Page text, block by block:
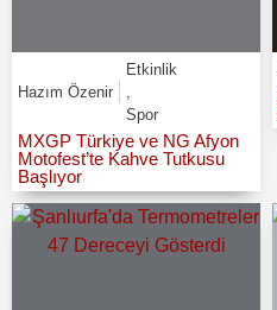
Hazım Özenir
Etkinlik
Spor
MXGP Türkiye ve NG Afyon
Motofest’te Kahve Tutkusu
Başlıyor